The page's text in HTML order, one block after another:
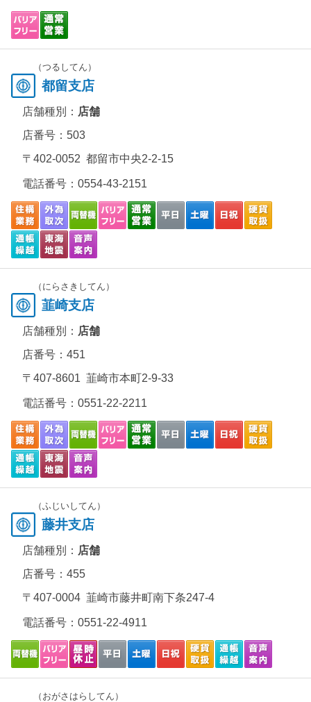
（つるしてん）
都留支店
店舗種別： 店舗
店番号：503
〒402-0052 都留市中央2-2-15
電話番号： 0554-43-2151
（にらさきしてん）
韮崎支店
店舗種別： 店舗
店番号：451
〒407-8601 韮崎市本町2-9-33
電話番号： 0551-22-2211
（ふじいしてん）
藤井支店
店舗種別： 店舗
店番号：455
〒407-0004 韮崎市藤井町南下条247-4
電話番号： 0551-22-4911
（おがさはらしてん）